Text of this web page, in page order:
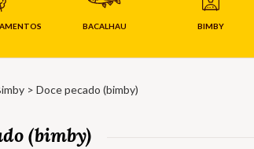
BACALHAU BIMBY
> Doce pecado (bimby)
(bimby)